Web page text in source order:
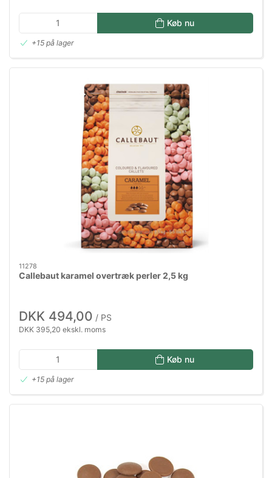
Køb nu
+15 på lager
11278
Callebaut karamel overtræk perler 2,5 kg
DKK 494,00 / PS
DKK 395,20 ekskl. moms
Køb nu
+15 på lager